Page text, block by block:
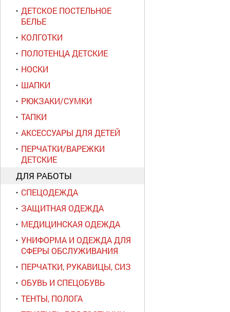
ДЕТСКОЕ ПОСТЕЛЬНОЕ
БЕЛЬЕ
КОЛГОТКИ
ПОЛОТЕНЦА ДЕТСКИЕ
НОСКИ
ШАПКИ
РЮКЗАКИ/СУМКИ
ТАПКИ
АКСЕССУАРЫ ДЛЯ ДЕТЕЙ
ПЕРЧАТКИ/ВАРЕЖКИ
ДЕТСКИЕ
ДЛЯ РАБОТЫ
СПЕЦОДЕЖДА
ЗАЩИТНАЯ ОДЕЖДА
МЕДИЦИНСКАЯ ОДЕЖДА
УНИФОРМА И ОДЕЖДА ДЛЯ
СФЕРЫ ОБСЛУЖИВАНИЯ
ПЕРЧАТКИ, РУКАВИЦЫ, СИЗ
ОБУВЬ И СПЕЦОБУВЬ
ТЕНТЫ, ПОЛОГА